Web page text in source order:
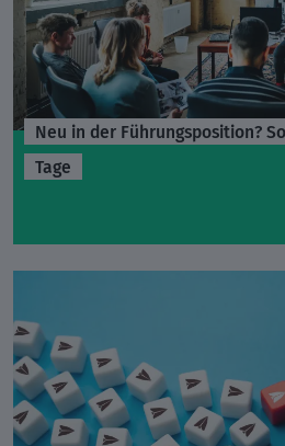
Neu in der Führungsposition?
Tage